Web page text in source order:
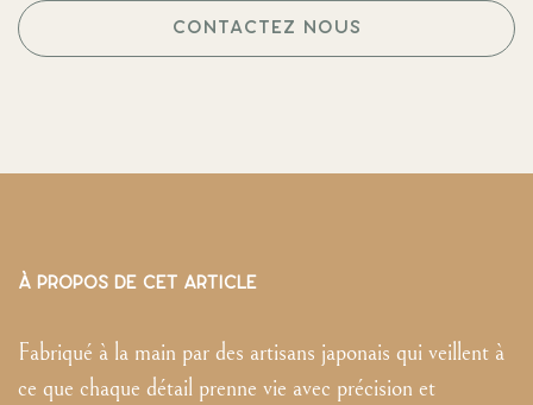
CONTACTEZ NOUS
À PROPOS DE CET ARTICLE
Fabriqué à la main par des artisans japonais qui veillent à
ce que chaque détail prenne vie avec précision et